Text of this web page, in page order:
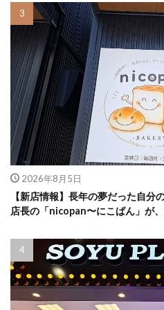
2026年8月5日
【新店情報】長年の夢だった自分
店長の「nicopan〜にこぱん」が